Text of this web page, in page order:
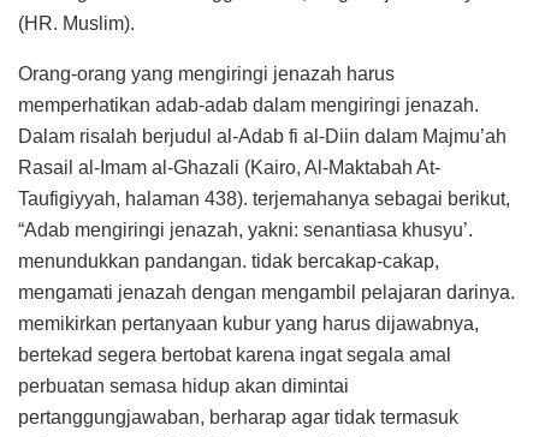
(HR. Muslim).
Orang-orang yang mengiringi jenazah harus
memperhatikan adab-adab dalam mengiringi jenazah.
Dalam risalah berjudul al-Adab fi al-Diin dalam Majmu’ah
Rasail al-Imam al-Ghazali (Kairo, Al-Maktabah At-
Taufigiyyah, halaman 438). terjemahanya sebagai berikut,
“Adab mengiringi jenazah, yakni: senantiasa khusyu’.
menundukkan pandangan. tidak bercakap-cakap,
mengamati jenazah dengan mengambil pelajaran darinya.
memikirkan pertanyaan kubur yang harus dijawabnya,
bertekad segera bertobat karena ingat segala amal
perbuatan semasa hidup akan dimintai
pertanggungjawaban, berharap agar tidak termasuk